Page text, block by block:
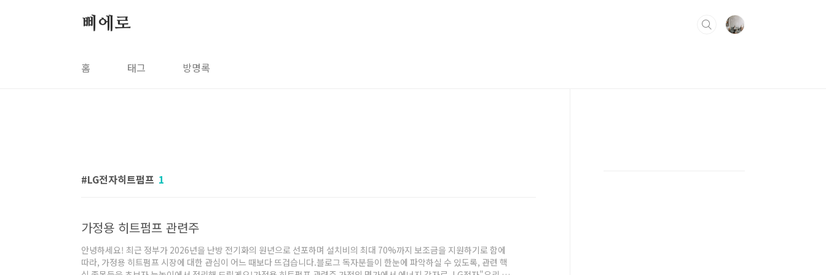
삐에로
홈 태그 방명록
LG전자히트펌프 1
가정용 히트펌프 관련주
안녕하세요! 최근 정부가 2026년을 난방 전기화의 원년으로 선포하며 설치비의 최대 70%까지 보조금을 지원하기로 함에
따라, 가정용 히트펌프 시장에 대한 관심이 어느 때보다 뜨겁습니다.블로그 독자분들이 한눈에 파악하실 수 있도록, 관련 핵